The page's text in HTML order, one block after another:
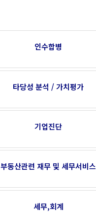
인수합병
타당성 분석 / 가치평가
기업진단
부동산관련 재무 및 세무서비스
세무,회계